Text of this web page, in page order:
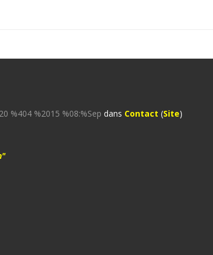
%404 %2015 %08:%Sep dans Contact (Site)